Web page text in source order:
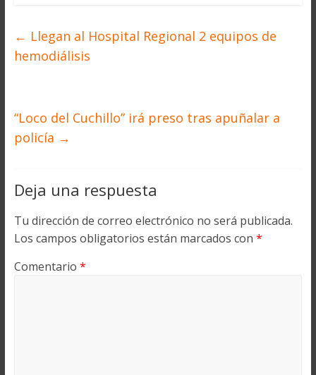
← Llegan al Hospital Regional 2 equipos de
hemodiálisis
“Loco del Cuchillo” irá preso tras apuñalar a
policía →
Deja una respuesta
Tu dirección de correo electrónico no será publicada.
Los campos obligatorios están marcados con *
Comentario *